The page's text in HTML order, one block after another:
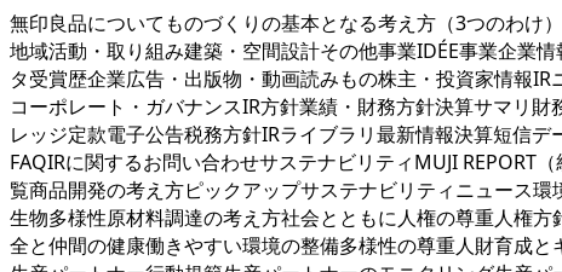
無印良品についてものづくりの基本となる考え方（3つのわけ
地域活動・取り組み建築・空間設計その他事業IDÉE事業企業
タ受賞歴企業広告・出版物・動画読みもの株主・投資家情報
コーポレート・ガバナンスIR方針業績・財務方針決算サマリ
レッジ定款電子公告税務方針IRライブラリ最新情報決算短信
FAQIRに関するお問い合わせサステナビリティMUJI REPORT
覧商品開発の考え方ピックアップサステナビリティニュース
生物多様性原材料調達の考え方社会とともに人権の尊重人権
全と仲間の健康働きやすい環境の整備多様性の尊重人財育成